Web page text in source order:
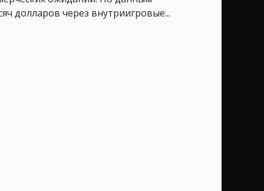
долларов через внутриигровые...